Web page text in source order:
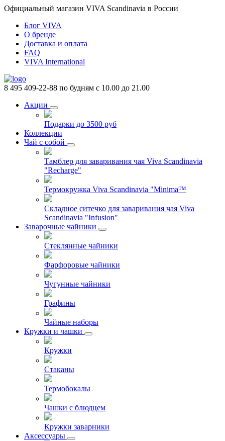
Официальный магазин VIVA Scandinavia в России
Блог VIVA
О бренде
Доставка и оплата
FAQ
VIVA International
8 495 409-22-88 по будням с 10.00 до 21.00
Акции
Подарки до 3500 руб
Коллекции
Чай с собой
Тамблер для заваривания чая Viva Scandinavia
"Recharge"
Термокружка Viva Scandinavia "Minima™
Складное ситечко для заваривания чая Viva
Scandinavia "Infusion"
Заварочные чайники
Стеклянные чайники
Фарфоровые чайники
Чугунные чайники
Графины
Чайные наборы
Кружки и чашки
Кружки
Стаканы
Термобокалы
Чашки с блюдцем
Кружки заварники
Аксессуары